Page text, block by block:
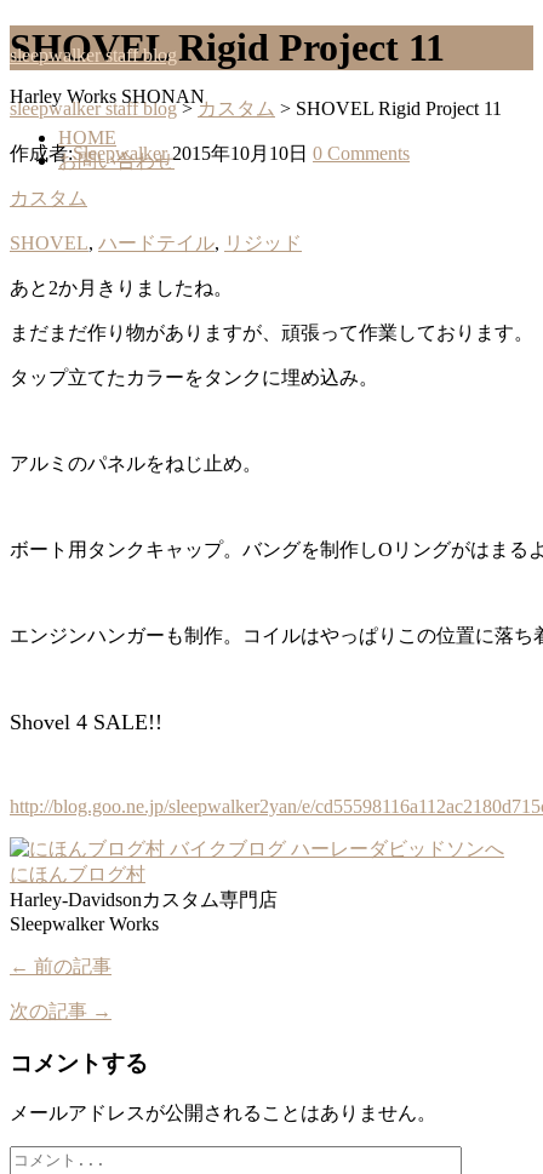
sleepwalker staff blog
Harley Works SHONAN
HOME
お問い合わせ
SHOVEL Rigid Project 11
sleepwalker staff blog> カスタム > SHOVEL Rigid Project 11
作成者:Sleepwalker 2015年10月10日 0 Comments
カスタム
SHOVEL, ハードテイル, リジッド
あと2か月きりましたね。
まだまだ作り物がありますが、頑張って作業しております。
タップ立てたカラーをタンクに埋め込み。
アルミのパネルをねじ止め。
ボート用タンクキャップ。バングを制作しOリングがはまる
エンジンハンガーも制作。コイルはやっぱりこの位置に落ち
Shovel 4 SALE!!
http://blog.goo.ne.jp/sleepwalker2yan/e/
にほんブログ村
Harley-Davidsonカスタム専門店
Sleepwalker Works
← 前の記事
次の記事 →
コメントする
メールアドレスが公開されることはありません。